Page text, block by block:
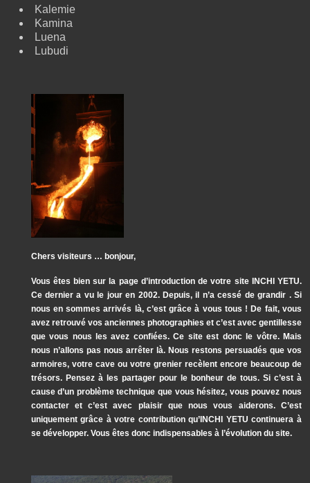
Kalemie
Kamina
Luena
Lubudi
Chers visiteurs … bonjour,
Vous êtes bien sur la page d’introduction de votre site INCHI YETU.
Ce dernier a vu le jour en 2002. Depuis, il n’a cessé de grandir . Si
nous en sommes arrivés là, c’est grâce à vous tous ! De fait, vous
avez retrouvé vos anciennes photographies et c’est avec gentillesse
que vous nous les avez confiées. Ce site est donc le vôtre. Mais
nous n’allons pas nous arrêter là. Nous restons persuadés que vos
armoires, votre cave ou votre grenier recèlent encore beaucoup de
trésors. Pensez à les partager pour le bonheur de tous. Si c’est à
cause d’un problème technique que vous hésitez, vous pouvez nous
contacter et c’est avec plaisir que nous vous aiderons. C’est
uniquement grâce à votre contribution qu’INCHI YETU continuera à
se développer. Vous êtes donc indispensables à l’évolution du site.